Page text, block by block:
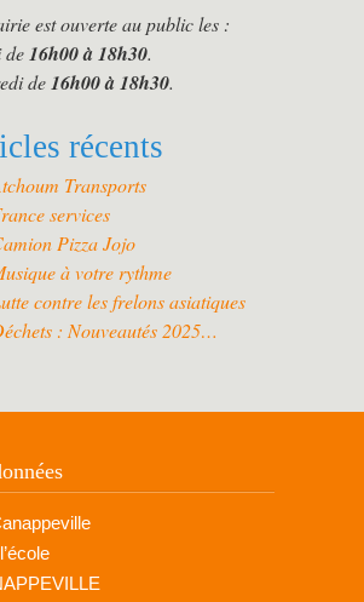
est ouverte au public les :
de16h00 à 18h30.
de16h00 à 18h30.
récents
Transports
services
Pizza Jojo
à votre rythme
contre les frelons asiatiques
: Nouveautés 2025…